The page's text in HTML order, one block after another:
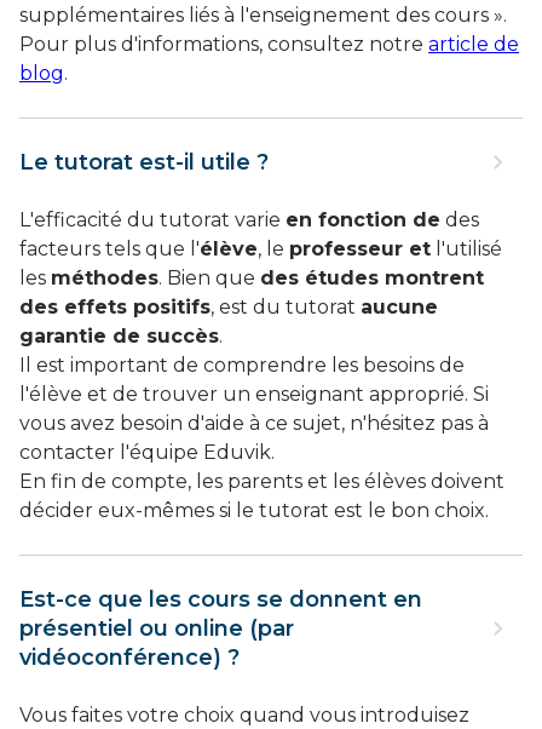
supplémentaires liés à l'enseignement des cours ».
Pour plus d'informations, consultez notre article de
blog.
Le tutorat est-il utile ?
L'efficacité du tutorat varie en fonction de des
facteurs tels que l'élève, le professeur et l'utilisé
les méthodes. Bien que des études montrent
des effets positifs, est du tutorat aucune
garantie de succès.
Il est important de comprendre les besoins de
l'élève et de trouver un enseignant approprié. Si
vous avez besoin d'aide à ce sujet, n'hésitez pas à
contacter l'équipe Eduvik.
En fin de compte, les parents et les élèves doivent
décider eux-mêmes si le tutorat est le bon choix.
Est-ce que les cours se donnent en
présentiel ou online (par
vidéoconférence) ?
Vous faites votre choix quand vous introduisez